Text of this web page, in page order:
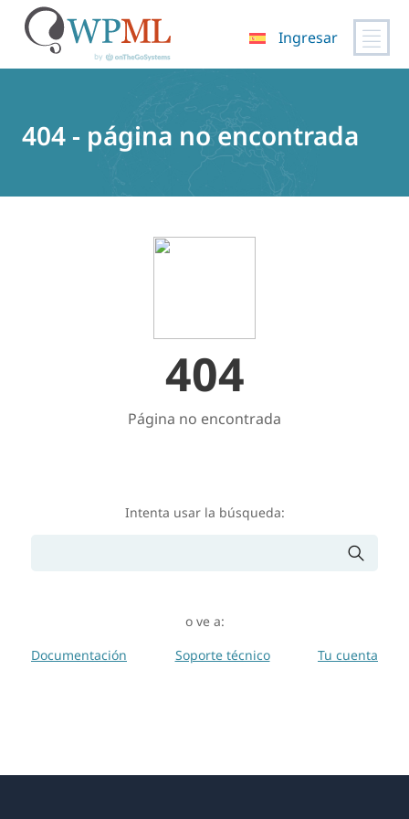
Ingresar
404 - página no encontrada
404
Página no encontrada
Intenta usar la búsqueda:
o ve a:
Documentación
Soporte técnico Tu cuenta